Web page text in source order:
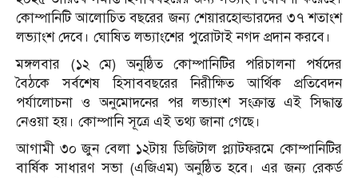
কোম্পানিটি আলোচিত বছরের জন্য শেয়ারহোল্ডারদের ৩৭ শতাংশ
লভ্যাংশ দেবে। ঘোষিত লভ্যাংশের পুরোটাই নগদ প্রদান করবে।
মঙ্গলবার (১২ মে) অনুষ্ঠিত কোম্পানিটির পরিচালনা পর্ষদের
বৈঠকে সর্বশেষ হিসাববছরের নিরীক্ষিত আর্থিক প্রতিবেদন
পর্যালোচনা ও অনুমোদনের পর লভ্যাংশ সংক্রান্ত এই সিদ্ধান্ত
নেওয়া হয়। কোম্পানি সূত্রে এই তথ্য জানা গেছে।
আগামী ৩০ জুন বেলা ১২টায় ডিজিটাল প্ল্যাটফরমে কোম্পানিটির
বার্ষিক সাধারণ সভা (এজিএম) অনুষ্ঠিত হবে। এর জন্য রেকর্ড